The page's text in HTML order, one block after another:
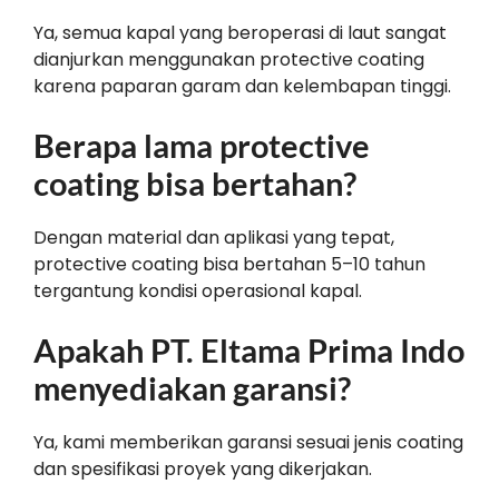
Ya, semua kapal yang beroperasi di laut sangat
dianjurkan menggunakan protective coating
karena paparan garam dan kelembapan tinggi.
Berapa lama protective
coating bisa bertahan?
Dengan material dan aplikasi yang tepat,
protective coating bisa bertahan 5–10 tahun
tergantung kondisi operasional kapal.
Apakah PT. Eltama Prima Indo
menyediakan garansi?
Ya, kami memberikan garansi sesuai jenis coating
dan spesifikasi proyek yang dikerjakan.